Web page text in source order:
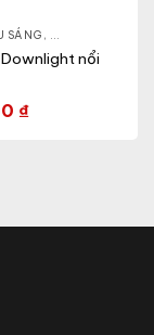
CHIẾU SÁNG
SÁNG , ĐÈN LED
nổi
₫